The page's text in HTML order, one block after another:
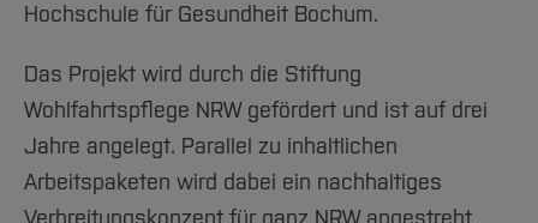
Hochschule für Gesundheit Bochum.
Das Projekt wird durch die Stiftung
Wohlfahrtspflege NRW gefördert und ist auf drei
Jahre angelegt. Parallel zu inhaltlichen
Arbeitspaketen wird dabei ein nachhaltiges